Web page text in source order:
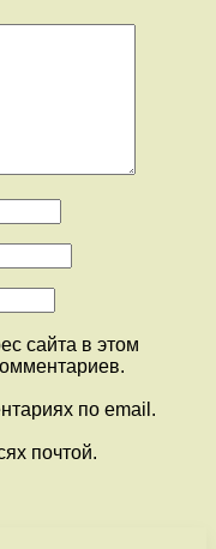
сайта в этом
по email.
почтой.